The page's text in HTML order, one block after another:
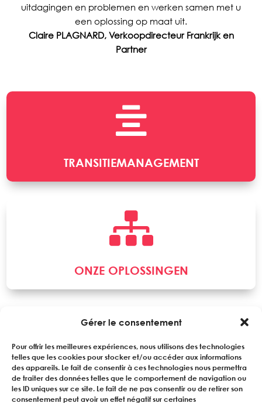
Gérer le consentement
Pour offrir les meilleures expériences, nous utilisons des technologies
telles que les cookies pour stocker et/ou accéder aux informations
des appareils. Le fait de consentir à ces technologies nous permettra
de traiter des données telles que le comportement de navigation ou
les ID uniques sur ce site. Le fait de ne pas consentir ou de retirer son
consentement peut avoir un effet négatif sur certaines
uitdagingen en problemen en werken samen met u
een oplossing op maat uit.
Claire PLAGNARD, Verkoopdirecteur Frankrijk en
Partner

TRANSITIEMANAGEMENT

ONZE OPLOSSINGEN